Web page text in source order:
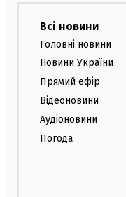
Всі новини
Головні новини
Новини України
Прямий ефір
Відеоновини
Аудіоновини
Погода